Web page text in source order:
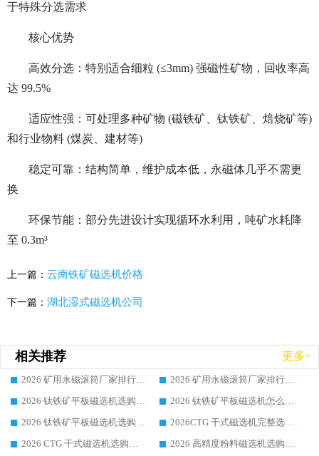
于特殊分选需求
核心优势
高效分选：特别适合细粒 (≤3mm) 强磁性矿物，回收率高
达 99.5%
适应性强：可处理多种矿物 (磁铁矿、钛铁矿、焙烧矿等)
和行业物料 (煤炭、建材等)
稳定可靠：结构简单，维护成本低，永磁体几乎不需更
换
环保节能：部分先进设计实现循环水利用，吨矿水耗降
至 0.3m³
上一篇： 云南铁矿磁选机价格
下一篇： 湖北湿式磁选机公司
相关推荐 更多+
2026 矿用永磁滚筒厂家排行榜选购干货指南 行业口碑标杆华体会手机网页版-华体会(中国) 实力出众
2026 矿用永磁滚筒厂家排行榜选购指南，行业口碑领域强者华体会手机网页版-华体会(中国)
2026 钛铁矿平板磁选机选购全攻略 市场公认优质品牌厂家实力排行榜
2026 钛铁矿平板磁选机怎么选 靠谱生产企业实力排行榜选购参考攻略
2026 钛铁矿平板磁选机选购指南 行业口碑优选品牌生产企业实力排行榜
2026CTG 干式磁选机完整选购指南 行业口碑顶尖靠谱生产龙头厂家实力推荐
2026 CTG 干式磁选机选购指南|行业口碑靠谱生产厂家领域强者推荐
2026 高精度粉料磁选机选购全攻略 行业优质品牌华体会手机网页版-华体会(中国) 实力深度解析